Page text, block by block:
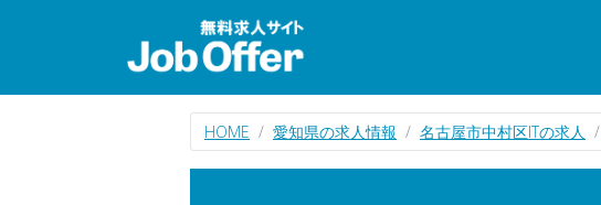
HOME 愛知県の求人情報 名古屋市中村区ITの求人